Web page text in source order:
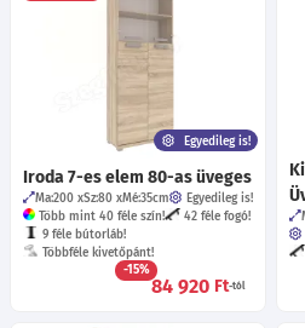
Egyedileg is!
Iroda 7-es elem 80-as üveges
Ma:200 Sz:80 Mé:35cm
Egyedileg is!
Több mint 40 féle szín!
42 féle fogó!
9 féle bútorláb!
Többféle kivetőpánt!
-15%
84 920 Ft-tól